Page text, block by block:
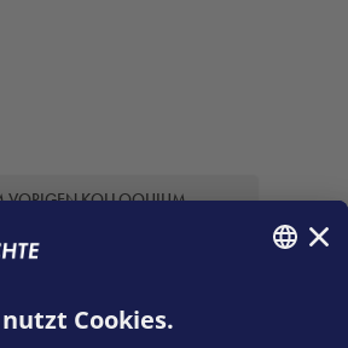
KOLLOQUIUM